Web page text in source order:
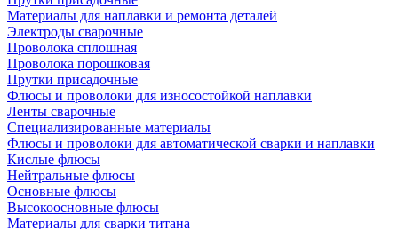
Материалы для наплавки и ремонта деталей
Электроды сварочные
Проволока сплошная
Проволока порошковая
Прутки присадочные
Флюсы и проволоки для износостойкой наплавки
Ленты сварочные
Специализированные материалы
Флюсы и проволоки для автоматической сварки и наплавки
Кислые флюсы
Нейтральные флюсы
Основные флюсы
Высокоосновные флюсы
Материалы для сварки титана